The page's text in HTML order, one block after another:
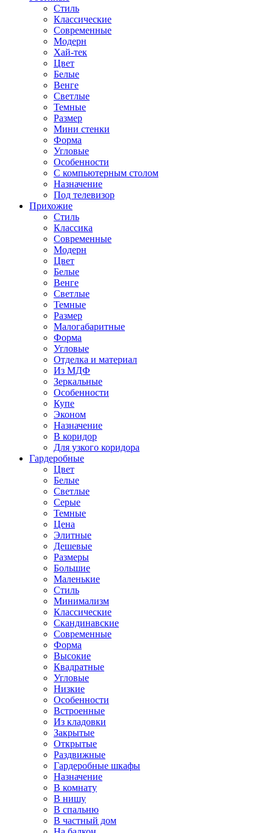
Стиль
Классические
Современные
Модерн
Хай-тек
Цвет
Белые
Венге
Светлые
Темные
Размер
Мини стенки
Форма
Угловые
Особенности
С компьютерным столом
Назначение
Под телевизор
Прихожие
Стиль
Классика
Современные
Модерн
Цвет
Белые
Венге
Светлые
Темные
Размер
Малогабаритные
Форма
Угловые
Отделка и материал
Из МДФ
Зеркальные
Особенности
Купе
Эконом
Назначение
В коридор
Для узкого коридора
Гардеробные
Цвет
Белые
Светлые
Серые
Темные
Цена
Элитные
Дешевые
Размеры
Большие
Маленькие
Стиль
Минимализм
Классические
Скандинавские
Современные
Форма
Высокие
Квадратные
Угловые
Низкие
Особенности
Встроенные
Из кладовки
Закрытые
Открытые
Раздвижные
Гардеробные шкафы
Назначение
В комнату
В нишу
В спальню
В частный дом